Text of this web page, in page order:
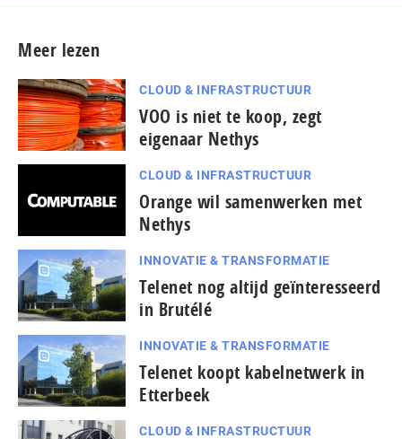
Meer lezen
CLOUD & INFRASTRUCTUUR
VOO is niet te koop, zegt
eigenaar Nethys
CLOUD & INFRASTRUCTUUR
Orange wil samenwerken met
Nethys
INNOVATIE & TRANSFORMATIE
Telenet nog altijd geïnteresseerd
in Brutélé
INNOVATIE & TRANSFORMATIE
Telenet koopt kabelnetwerk in
Etterbeek
CLOUD & INFRASTRUCTUUR